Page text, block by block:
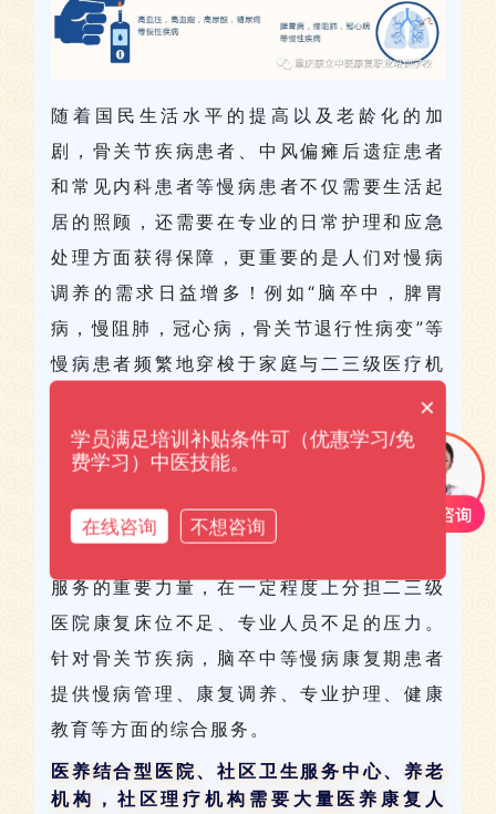
随着国民生活水平的提高以及老龄化的加
剧，骨关节疾病患者、中风偏瘫后遗症患者
和常见内科患者等慢病患者不仅需要生活起
居的照顾，还需要在专业的日常护理和应急
处理方面获得保障，更重要的是人们对慢病
调养的需求日益增多！例如“脑卒中，脾胃
病，慢阻肺，冠心病，骨关节退行性病变”等
慢病患者频繁地穿梭于家庭与二三级医疗机
医和养中间
严重脱节，“调”作为医养之间的桥梁，在慢
病的康复期和缓解期起着重要的作用！
“医养康复师”作为“医-调-养
服务的重要力量，在一定程度上分担二三级
医院康复床位不足、专业人员不足的压力。
针对骨关节疾病，脑卒中等慢病康复期患者
提供慢病管理、康复调养、专业护理、健康
教育等方面的综合服务。
医养结合型医院、社区卫生服务中心、养老
机构，社区理疗机构需要大量医养康复人
×
学员满足培训补贴条件可（优惠学习/免
费学习）中医技能。
在线咨询 不想咨询